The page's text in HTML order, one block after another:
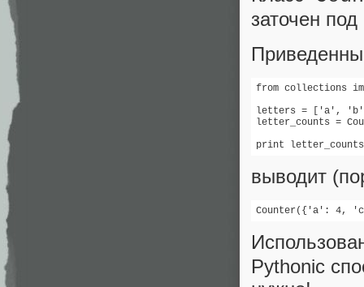
заточен под
from collections
letters = ['a',
letter_counts =
print letter_counts
выводит
Counter({'a':
Pythonic